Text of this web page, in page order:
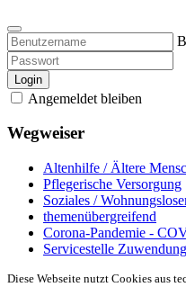
Login
Angemeldet bleiben
Wegweiser
Altenhilfe / Ältere
Pflegerische Versorgung
Soziales /
themenübergreifend
Corona-Pandemie -
Servicestelle
Diese Webseite nutzt Cookies aus